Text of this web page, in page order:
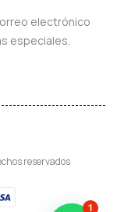
electrónico
especiales.
reservados
1